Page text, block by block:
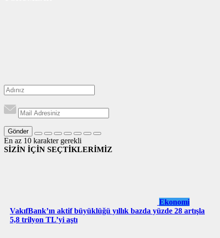
Gönder
En az 10 karakter gerekli
SİZİN İÇİN SEÇTİKLERİMİZ
Ekonomi
VakıfBank’ın aktif büyüklüğü yıllık bazda yüzde 28 artışla
5,8 trilyon TL’yi aştı